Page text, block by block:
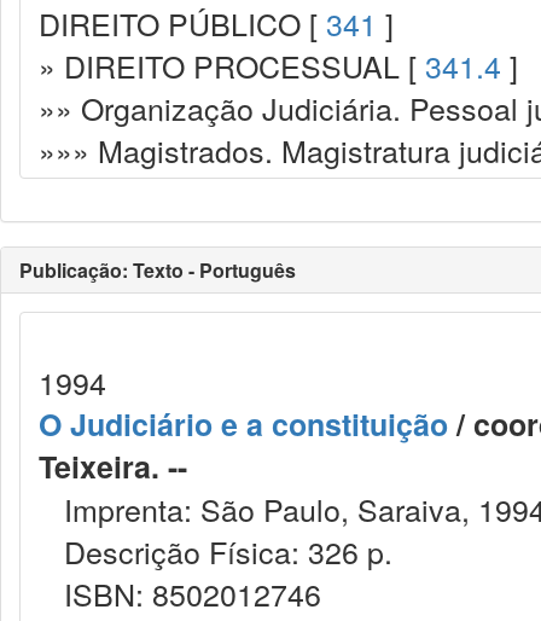
DIREITO PÚBLICO [ 341 ]
» DIREITO PROCESSUAL [ 341.4 ]
»» Organização Judiciária. Pessoal
»»» Magistrados. Magistratura
Publicação: Texto - Português
1994
O Judiciário e a constituição/
Teixeira. --
Imprenta: São Paulo, Saraiva,
Descrição Física: 326 p.
ISBN: 8502012746